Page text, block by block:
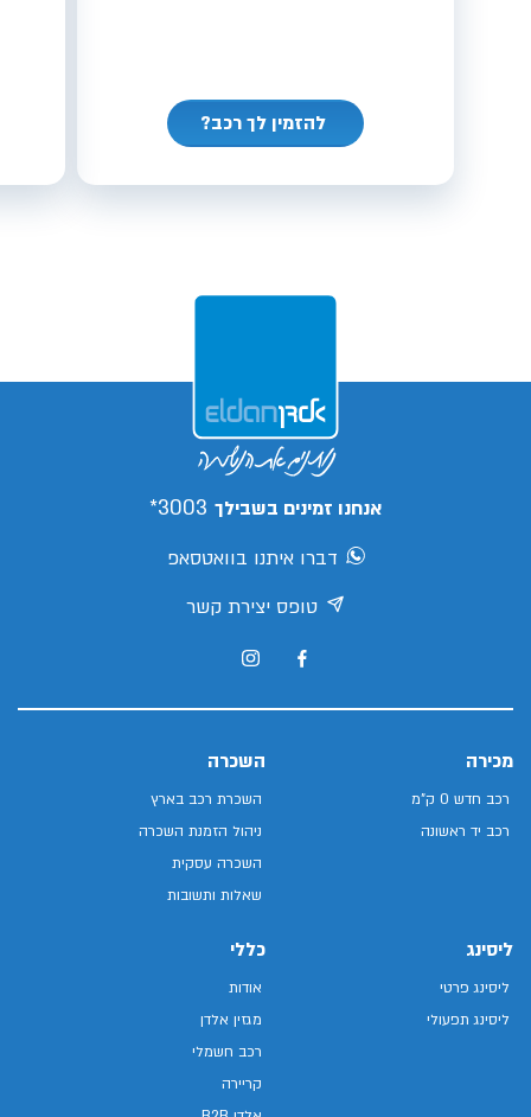
להזמין לך רכב?
אנחנו זמינים בשבילך 3003*
דברו איתנו בוואטסאפ
טופס יצירת קשר
מכירה
רכב חדש 0 ק"מ
רכב יד ראשונה
השכרה
השכרת רכב בארץ
ניהול הזמנת השכרה
השכרה עסקית
שאלות ותשובות
ליסינג
ליסינג פרטי
ליסינג תפעולי
כללי
אודות
מגזין אלדן
רכב חשמלי
קריירה